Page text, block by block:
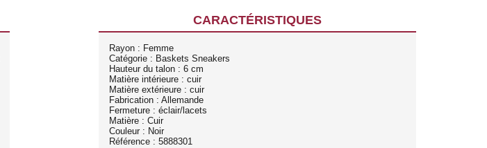
CARACTÉRISTIQUES
Rayon : Femme
Catégorie : Baskets Sneakers
Hauteur du talon : 6 cm
Matière intérieure : cuir
Matière extérieure : cuir
Fabrication : Allemande
Fermeture : éclair/lacets
Matière : Cuir
Couleur : Noir
Référence : 5888301